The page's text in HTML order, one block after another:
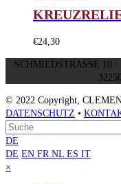
€24,30
SCHMIEDSTRASSE 10
© 2022 Copyright,
DATENSCHUTZ •
An
den
Anfang
scrollen
Suche
DE
DE EN FR NL ES IT
×